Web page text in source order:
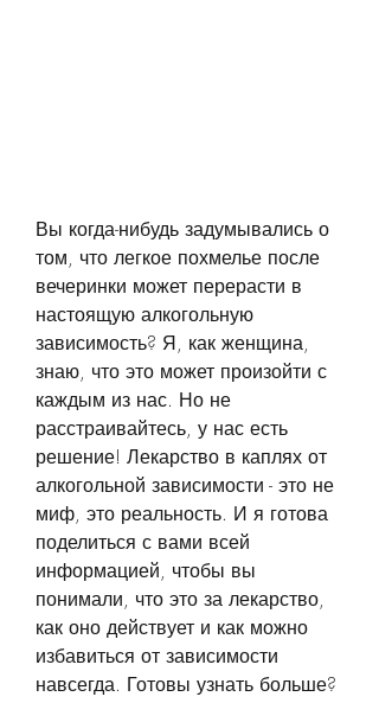
Вы когда-нибудь задумывались о
том, что легкое похмелье после
вечеринки может перерасти в
настоящую алкогольную
зависимость? Я, как женщина,
знаю, что это может произойти с
каждым из нас. Но не
расстраивайтесь, у нас есть
решение! Лекарство в каплях от
алкогольной зависимости - это не
миф, это реальность. И я готова
поделиться с вами всей
информацией, чтобы вы
понимали, что это за лекарство,
как оно действует и как можно
избавиться от зависимости
навсегда. Готовы узнать больше?